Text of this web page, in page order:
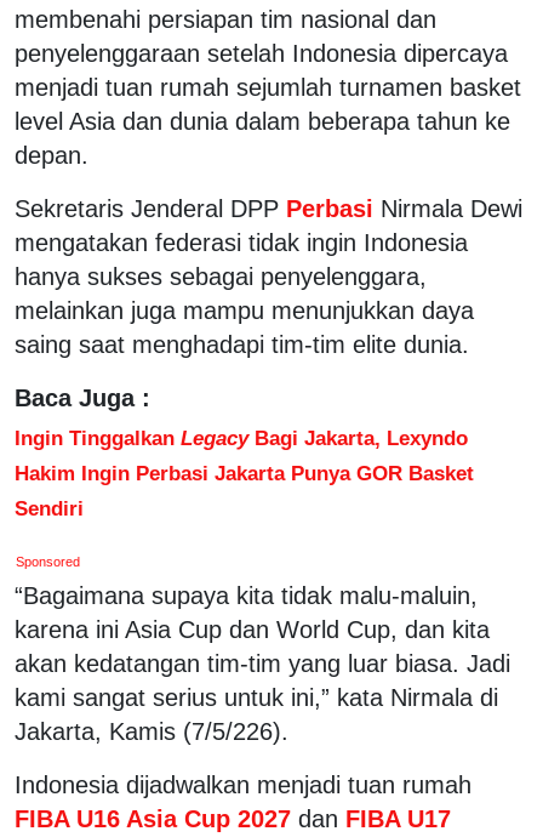
membenahi persiapan tim nasional dan
penyelenggaraan setelah Indonesia dipercaya
menjadi tuan rumah sejumlah turnamen basket
level Asia dan dunia dalam beberapa tahun ke
depan.
Sekretaris Jenderal DPP Perbasi Nirmala Dewi
mengatakan federasi tidak ingin Indonesia
hanya sukses sebagai penyelenggara,
melainkan juga mampu menunjukkan daya
saing saat menghadapi tim-tim elite dunia.
Baca Juga :
Ingin Tinggalkan LegacyBagi Jakarta, Lexyndo
Hakim Ingin Perbasi Jakarta Punya GOR Basket
Sendiri
Sponsored
“Bagaimana supaya kita tidak malu-maluin,
karena ini Asia Cup dan World Cup, dan kita
akan kedatangan tim-tim yang luar biasa. Jadi
kami sangat serius untuk ini,” kata Nirmala di
Jakarta, Kamis (7/5/226).
Indonesia dijadwalkan menjadi tuan rumah
FIBA U16 Asia Cup 2027 dan FIBA U17